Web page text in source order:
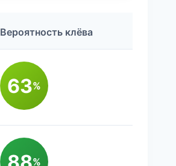
Вероятность клёва
63%
%